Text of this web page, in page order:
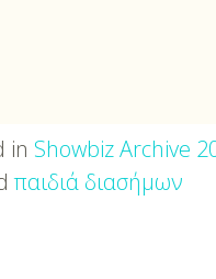
in Showbiz Archive
παιδιά διασήμων